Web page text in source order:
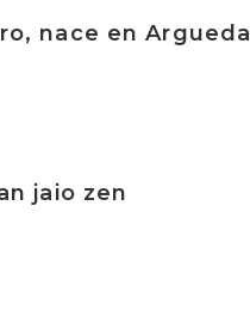
nace en
jaio zen